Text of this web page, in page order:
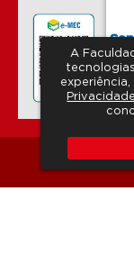
Copyright
A
Privacidade